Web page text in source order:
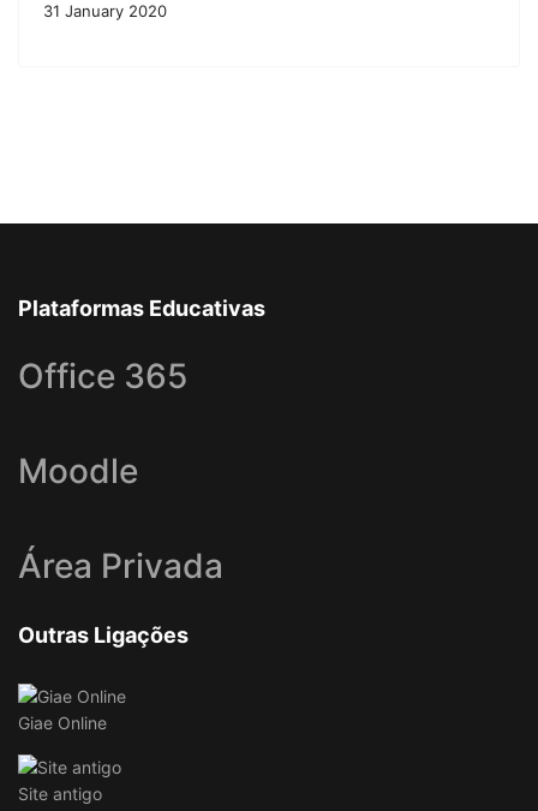
31 January 2020
Plataformas Educativas
Office 365
Moodle
Área Privada
Outras Ligações
Giae Online
Site antigo